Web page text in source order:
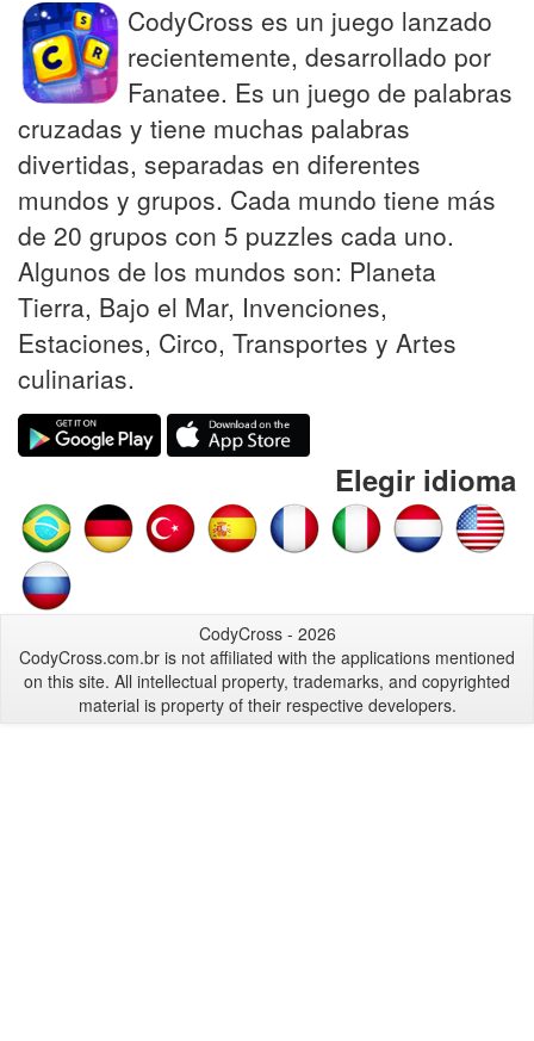
CodyCross es un juego lanzado
recientemente, desarrollado por
Fanatee. Es un juego de palabras
cruzadas y tiene muchas palabras
divertidas, separadas en diferentes
mundos y grupos. Cada mundo tiene más
de 20 grupos con 5 puzzles cada uno.
Algunos de los mundos son: Planeta
Tierra, Bajo el Mar, Invenciones,
Estaciones, Circo, Transportes y Artes
culinarias.
Elegir idioma
CodyCross - 2026
CodyCross.com.br is not affiliated with the applications mentioned
on this site. All intellectual property, trademarks, and copyrighted
material is property of their respective developers.